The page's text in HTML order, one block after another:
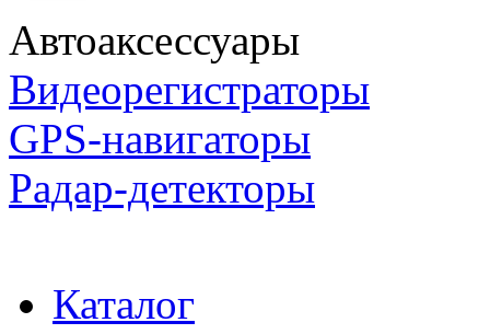
Автоаксессуары
Видеорегистраторы
GPS-навигаторы
Радар-детекторы
Каталог